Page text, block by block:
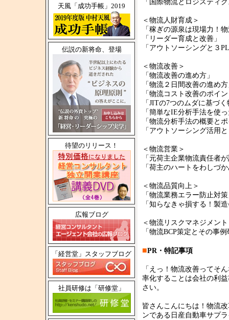
天風「成功手帳」2019
伝説の新将命、登場
待望のリリース！
広報ブログ
「経営堂」スタッフブログ
社員研修は「研修堂」
「国際物流とロジスティ
＜物流人財育成＞
「稼ぎの源泉は現場力！
「リーダー育成と改善」
「アウトソーシングと３
＜物流改善＞
「物流改善の進め方」
「物流２日間改善の進め
「物流コスト改善のポイ
「JITの7つのムダに基づ
「簡単なIE分析手法を使
「物流分析手法の概要と
「アウトソーシング活用
＜物流営業＞
「元荷主企業物流責任者
「荷主のハートをわしづ
＜物流品質向上＞
「物流業務エラー防止対
「知らなきゃ損する！製
＜物流リスクマネジメン
「物流BCP策定とその事
■PR・特記事項
「えっ！物流改善ってそ
率化することは会社の利
さい。
皆さんこんにちは！物流
ンである日産自動車サプ